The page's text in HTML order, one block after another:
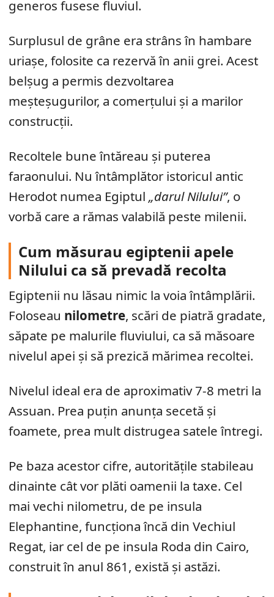
generos fusese fluviul.
Surplusul de grâne era strâns în hambare
uriașe, folosite ca rezervă în anii grei. Acest
belșug a permis dezvoltarea
meșteșugurilor, a comerțului și a marilor
construcții.
Recoltele bune întăreau și puterea
faraonului. Nu întâmplător istoricul antic
Herodot numea Egiptul „darul Nilului”, o
vorbă care a rămas valabilă peste milenii.
Cum măsurau egiptenii apele
Nilului ca să prevadă recolta
Egiptenii nu lăsau nimic la voia întâmplării.
Foloseau nilometre, scări de piatră gradate,
săpate pe malurile fluviului, ca să măsoare
nivelul apei și să prezică mărimea recoltei.
Nivelul ideal era de aproximativ 7-8 metri la
Assuan. Prea puțin anunța secetă și
foamete, prea mult distrugea satele întregi.
Pe baza acestor cifre, autoritățile stabileau
dinainte cât vor plăti oamenii la taxe. Cel
mai vechi nilometru, de pe insula
Elephantine, funcționa încă din Vechiul
Regat, iar cel de pe insula Roda din Cairo,
construit în anul 861, există și astăzi.